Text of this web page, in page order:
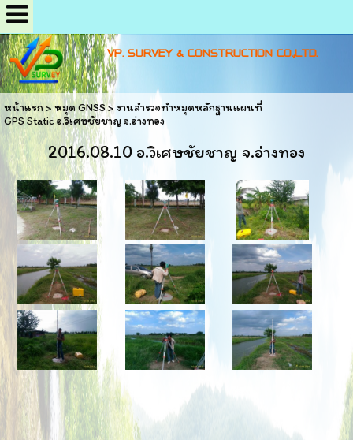
VP. SURVEY & CONSTRUCTION CO.,LTD.
หน้าแรก>หมุด GNSS> งานสำรวจทำหมุดหลักฐานแผนที่
GPS Static อ.วิเศษชัยชาญ จ.อ่างทอง
2016.08.10 อ.วิเศษชัยชาญ จ.อ่างทอง